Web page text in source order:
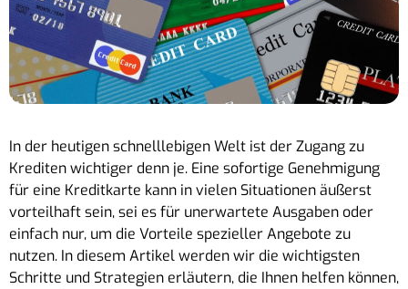
In der heutigen schnelllebigen Welt ist der Zugang zu
Krediten wichtiger denn je. Eine sofortige Genehmigung
für eine Kreditkarte kann in vielen Situationen äußerst
vorteilhaft sein, sei es für unerwartete Ausgaben oder
einfach nur, um die Vorteile spezieller Angebote zu
nutzen. In diesem Artikel werden wir die wichtigsten
Schritte und Strategien erläutern, die Ihnen helfen können,